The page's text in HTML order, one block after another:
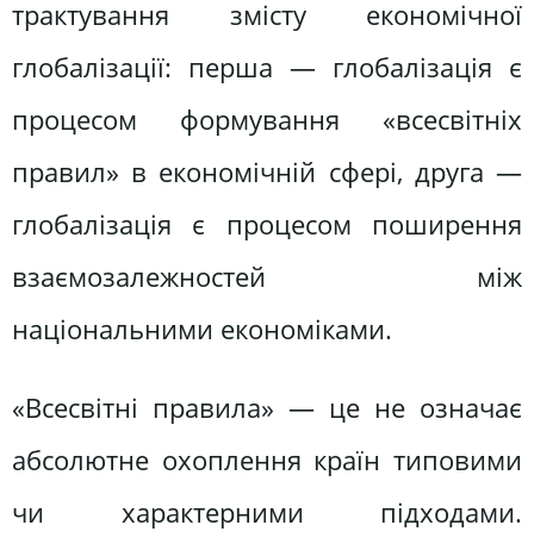
трактування змісту економічної
глобалізації: перша — глобалізація є
процесом формування «всесвітніх
правил» в економічній сфері, друга —
глобалізація є процесом поширення
взаємозалежностей між
національними економіками.
«Всесвітні правила» — це не означає
абсолютне охоплення країн типовими
чи характерними підходами.